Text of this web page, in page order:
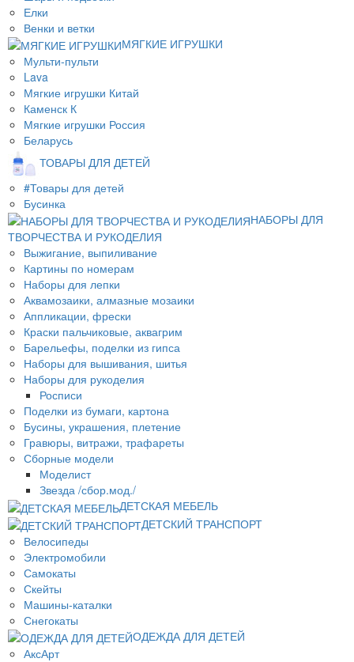
Елки
Венки и ветки
МЯГКИЕ ИГРУШКИ
Мульти-пульти
Lava
Мягкие игрушки Китай
Каменск К
Мягкие игрушки Россия
Беларусь
ТОВАРЫ ДЛЯ ДЕТЕЙ
#Товары для детей
Бусинка
НАБОРЫ ДЛЯ
ТВОРЧЕСТВА И РУКОДЕЛИЯ
Выжигание, выпиливание
Картины по номерам
Наборы для лепки
Аквамозаики, алмазные мозаики
Аппликации, фрески
Краски пальчиковые, аквагрим
Барельефы, поделки из гипса
Наборы для вышивания, шитья
Наборы для рукоделия
Росписи
Поделки из бумаги, картона
Бусины, украшения, плетение
Гравюры, витражи, трафареты
Сборные модели
Моделист
Звезда /сбор.мод./
ДЕТСКАЯ МЕБЕЛЬ
ДЕТСКИЙ ТРАНСПОРТ
Велосипеды
Электромобили
Самокаты
Скейты
Машины-каталки
Снегокаты
ОДЕЖДА ДЛЯ ДЕТЕЙ
АксАрт